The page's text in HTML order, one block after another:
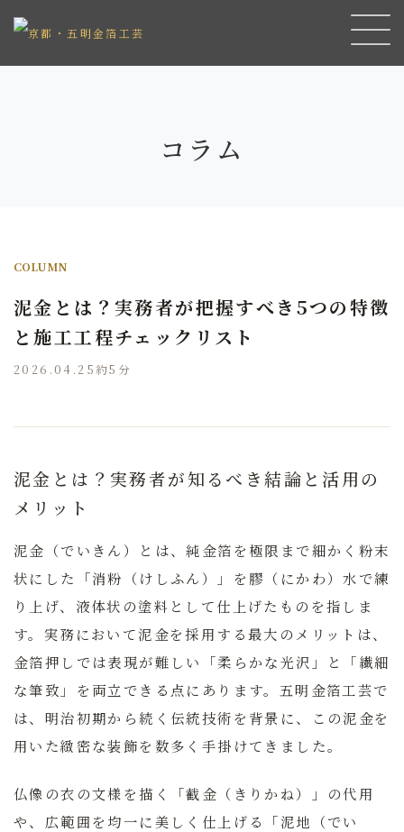
コラム
COLUMN
泥金とは？実務者が把握すべき5つの特徴
と施工工程チェックリスト
2026.04.25 約5分
泥金とは？実務者が知るべき結論と活用の
メリット
泥金（でいきん）とは、純金箔を極限まで細かく粉末
状にした「消粉（けしふん）」を膠（にかわ）水で練
り上げ、液体状の塗料として仕上げたものを指しま
す。 実務において泥金を採用する最大のメリットは、
金箔押しでは表現が難しい「柔らかな光沢」と「繊細
な筆致」を両立できる点にあります。 五明金箔工芸で
は、明治初期から続く伝統技術を背景に、この泥金を
用いた緻密な装飾を数多く手掛けてきました。
仏像の衣の文様を描く「截金（きりかね）」の代用
や、広範囲を均一に美しく仕上げる「泥地（でい